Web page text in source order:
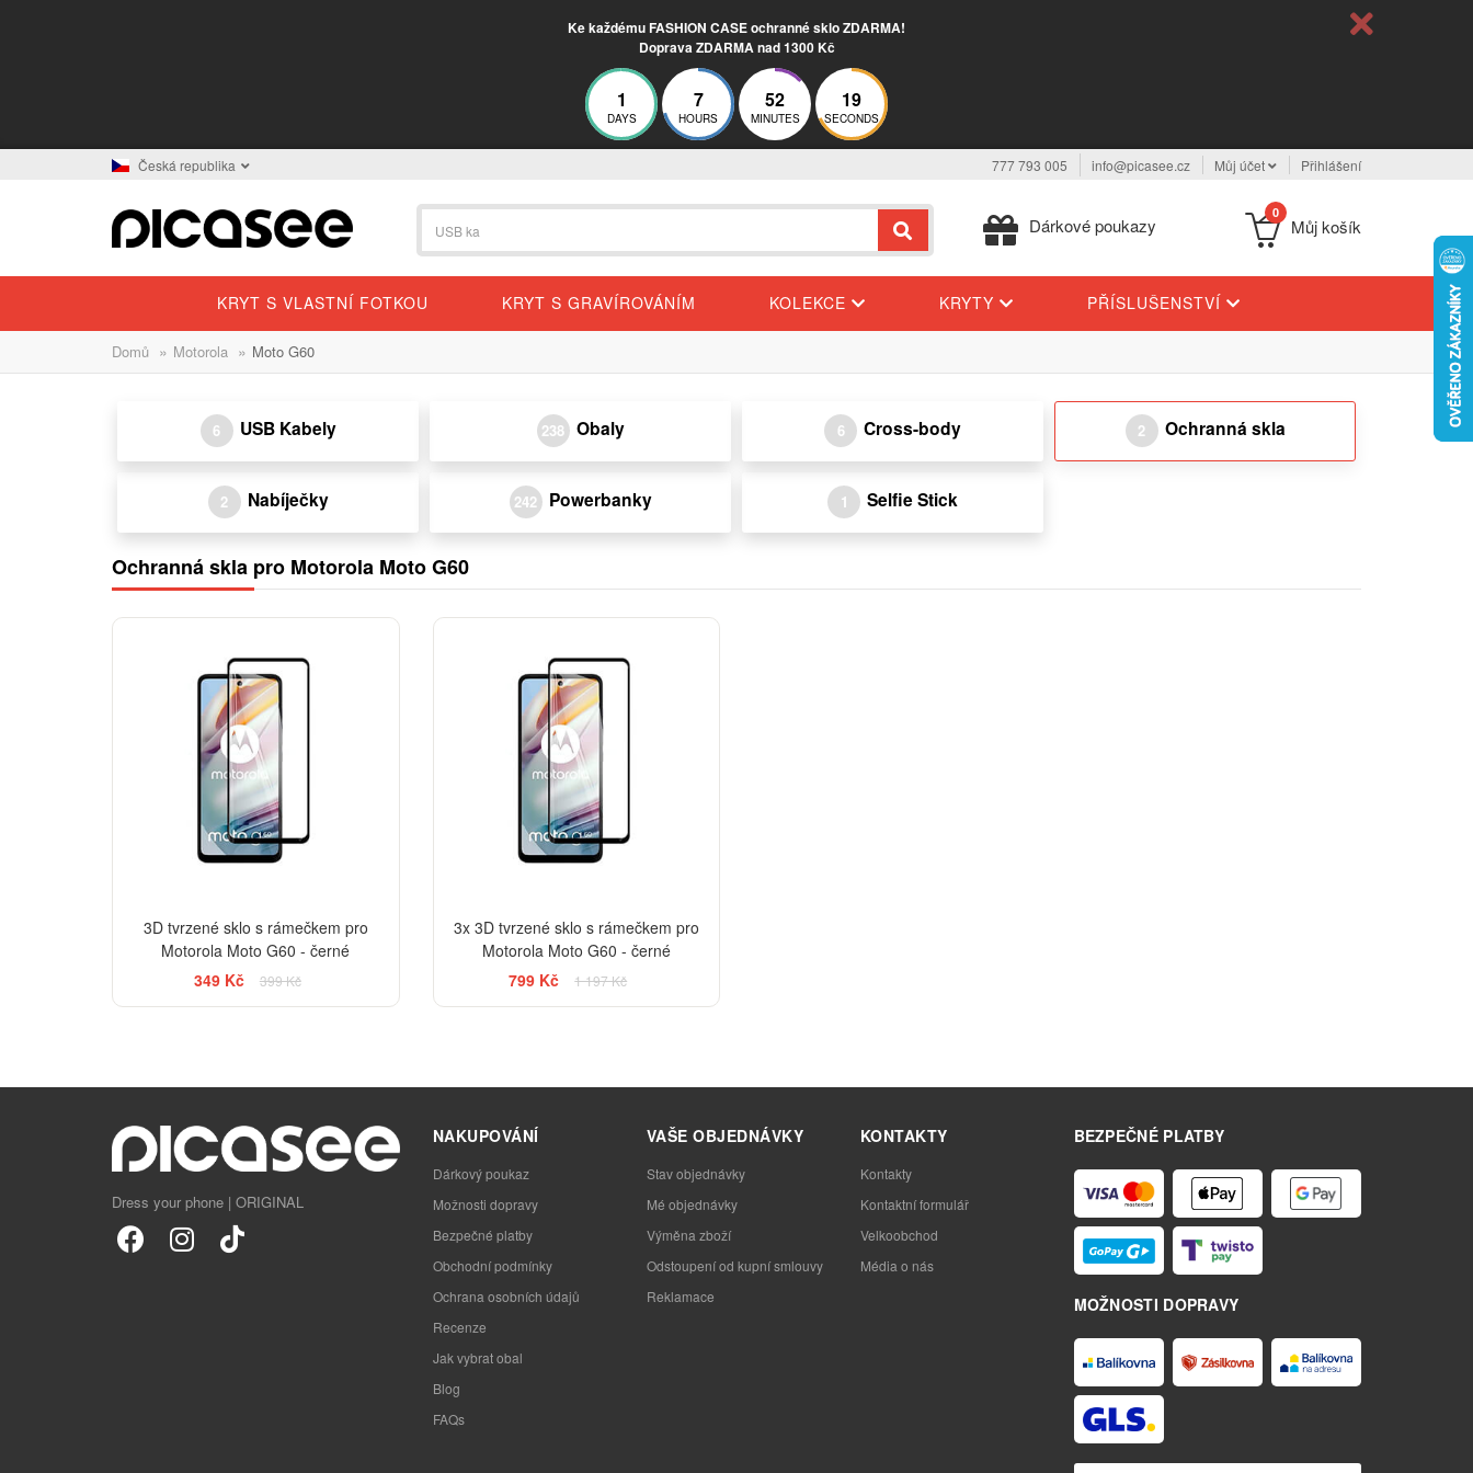
Ke každému FASHION CASE ochranné sklo ZDARMA!
Doprava ZDARMA nad 1300 Kč
1
DAYS
7
HOURS
52
MINUTES
19
SECONDS
Česká republika 777 793 005 info@picasee.cz Můj účet Přihlášení
Dárkové poukazy
0
Můj košík
KRYT S VLASTNÍ FOTKOU KRYT S GRAVÍROVÁNÍM KOLEKCE KRYTY PŘÍSLUŠENSTVÍ
Domů » Motorola » Moto G60
6 USB Kabely 238 Obaly 6 Cross-body 2 Ochranná skla
2 Nabíječky 242 Powerbanky 1 Selfie Stick
Ochranná skla pro Motorola Moto G60
3D tvrzené sklo s rámečkem pro
Motorola Moto G60 - černé
349 Kč
399 Kč
3x 3D tvrzené sklo s rámečkem pro
Motorola Moto G60 - černé
799 Kč
1 197 Kč
Dress your phone | ORIGINAL
BEZPEČNÉ PLATBY
MOŽNOSTI DOPRAVY
NAKUPOVÁNÍ
Dárkový poukaz
Možnosti dopravy
Bezpečné platby
Obchodní podmínky
Ochrana osobních údajů
Recenze
Jak vybrat obal
Blog
FAQs
VAŠE OBJEDNÁVKY
Stav objednávky
Mé objednávky
Výměna zboží
Odstoupení od kupní smlouvy
Reklamace
KONTAKTY
Kontakty
Kontaktní formulář
Velkoobchod
Média o nás